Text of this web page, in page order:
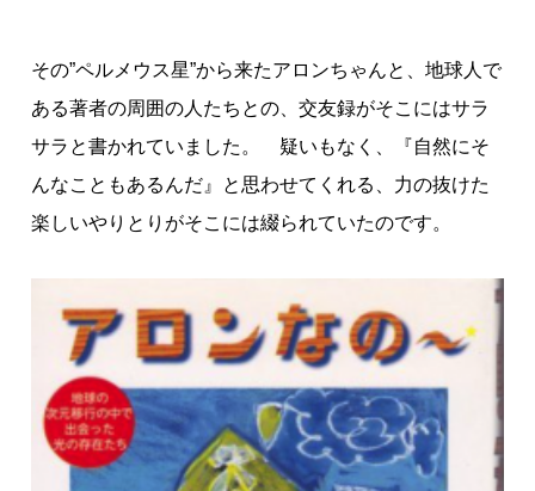
その”ペルメウス星”から来たアロンちゃんと、地球人で
ある著者の周囲の人たちとの、交友録がそこにはサラ
サラと書かれていました。 疑いもなく、『自然にそ
んなこともあるんだ』と思わせてくれる、力の抜けた
楽しいやりとりがそこには綴られていたのです。